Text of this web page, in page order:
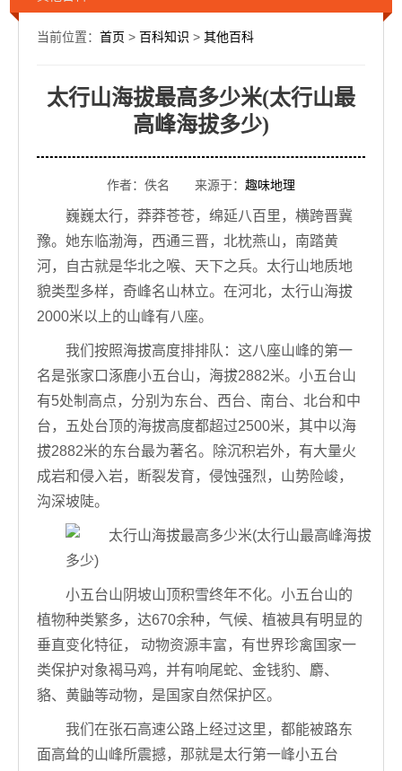
当前位置： 首页 > 百科知识 > 其他百科
太行山海拔最高多少米(太行山最
高峰海拔多少)
作者：佚名 来源于： 趣味地理
巍巍太行，莽莽苍苍，绵延八百里，横跨晋冀
豫。她东临渤海，西通三晋，北枕燕山，南踏黄
河，自古就是华北之喉、天下之兵。太行山地质地
貌类型多样，奇峰名山林立。在河北，太行山海拔
2000米以上的山峰有八座。
我们按照海拔高度排排队：这八座山峰的第一
名是张家口涿鹿小五台山，海拔2882米。小五台山
有5处制高点，分别为东台、西台、南台、北台和中
台，五处台顶的海拔高度都超过2500米，其中以海
拔2882米的东台最为著名。除沉积岩外，有大量火
成岩和侵入岩，断裂发育，侵蚀强烈，山势险峻，
沟深坡陡。
小五台山阴坡山顶积雪终年不化。小五台山的
植物种类繁多，达670余种，气候、植被具有明显的
垂直变化特征， 动物资源丰富，有世界珍禽国家一
类保护对象褐马鸡，并有响尾蛇、金钱豹、麝、
貉、黄鼬等动物，是国家自然保护区。
我们在张石高速公路上经过这里，都能被路东
面高耸的山峰所震撼，那就是太行第一峰小五台